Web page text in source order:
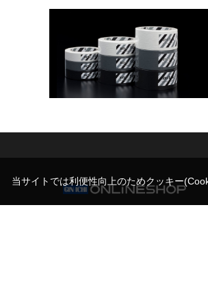
当サイトでは利便性向上のためクッキー